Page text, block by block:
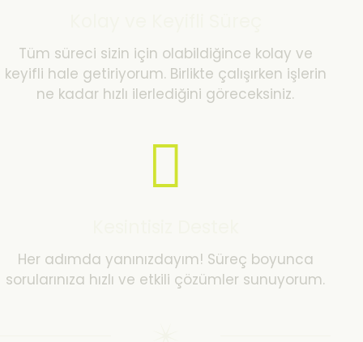
Tüm süreci sizin için olabildiğince kolay ve
keyifli hale getiriyorum. Birlikte çalışırken işlerin
ne kadar hızlı ilerlediğini göreceksiniz.
Her adımda yanınızdayım! Süreç boyunca
sorularınıza hızlı ve etkili çözümler sunuyorum.